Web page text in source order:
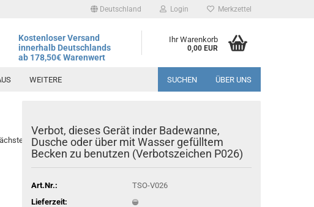
Deutschland Login Merkzettel
Kostenloser Versand
innerhalb Deutschlands
ab 178,50€ Warenwert
Ihr Warenkorb
0,00 EUR
SUCHEN ÜBER UNS
WEITERE
Versandtag ist der 06.08.2026, regulärer Betrieb wieder ab dem
Verbot, dieses Gerät inder Badewanne,
Dusche oder über mit Wasser gefülltem
Becken zu benutzen (Verbotszeichen P026)
Art.Nr.:
TSO-V026
Lieferzeit: